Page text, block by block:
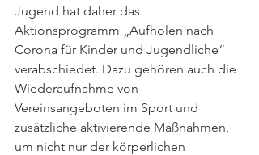
Jugend hat daher das
Aktionsprogramm „Aufholen nach
Corona für Kinder und Jugendliche“
verabschiedet. Dazu gehören auch die
Wiederaufnahme von
Vereinsangeboten im Sport und
zusätzliche aktivierende Maßnahmen,
um nicht nur der körperlichen